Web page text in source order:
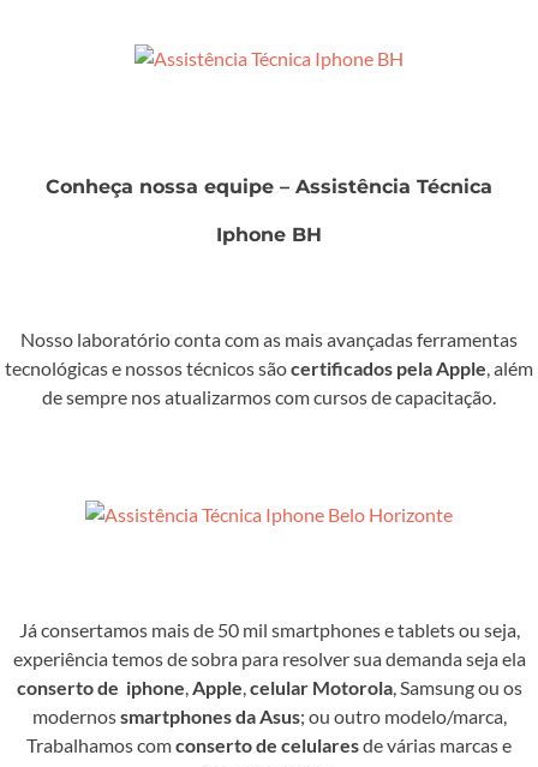
Conheça nossa equipe – Assistência Técnica
Iphone BH
Nosso laboratório conta com as mais avançadas ferramentas
tecnológicas e nossos técnicos sãocertificados pela Apple, além
de sempre nos atualizarmos com cursos de capacitação.
Já consertamos mais de 50 mil smartphones e tablets ou seja,
experiência temos de sobra para resolver sua demanda seja ela
conserto de iphone,Apple,celular Motorola, Samsung ou os
modernossmartphones da Asus; ou outro modelo/marca,
Trabalhamos comconserto de celularesde várias marcas e